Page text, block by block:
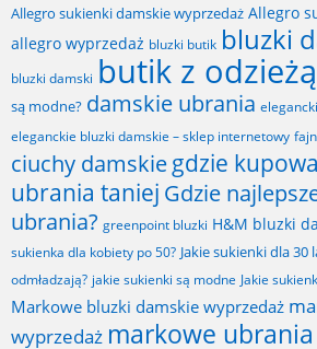
Allegro sukienki damskie wyprzedaż Allegro
allegro wyprzedaż bluzki butik bluzki
bluzki damski butik z odzieżą
są modne? damskie ubrania
eleganckie bluzki damskie – sklep internetowy
ciuchy damskiegdzie
ubrania taniej Gdzie
ubrania? greenpoint bluzki H&M bluzki
sukienka dla kobiety po 50? Jakie sukienki dla 30
odmładzają? jakie sukienki są modne Jakie
Markowe bluzki damskie wyprzedaż
wyprzedaż markowe